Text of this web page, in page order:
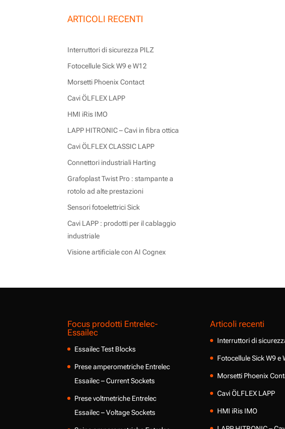
ARTICOLI RECENTI
Interruttori di sicurezza PILZ
Fotocellule Sick W9 e W12
Morsetti Phoenix Contact
Cavi ÖLFLEX LAPP
HMI iRis IMO
LAPP HITRONIC – Cavi in fibra ottica
Cavi ÖLFLEX CLASSIC LAPP
Connettori industriali Harting
Grafoplast Twist Pro : stampante a
rotolo ad alte prestazioni
Sensori fotoelettrici Sick
Cavi LAPP : prodotti per il cablaggio
industriale
Visione artificiale con AI Cognex
Focus prodotti Entrelec-
Essailec
Essailec Test Blocks
Prese amperometriche Entrelec
Essailec – Current Sockets
Prese voltmetriche Entrelec
Essailec – Voltage Sockets
Articoli recenti
Interruttori di
Fotocellule Sick W9 e
Morsetti Phoenix
Cavi ÖLFLEX LAPP
HMI iRis IMO